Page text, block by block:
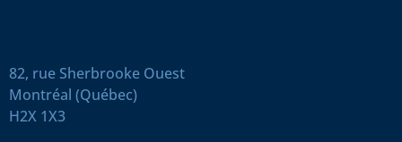
82, rue Sherbrooke Ouest
Montréal (Québec)
H2X 1X3